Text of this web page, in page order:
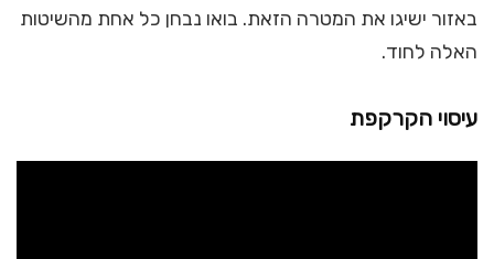
באזור ישיגו את המטרה הזאת. בואו נבחן כל אחת מהשיטות
האלה לחוד.
עיסוי הקרקפת